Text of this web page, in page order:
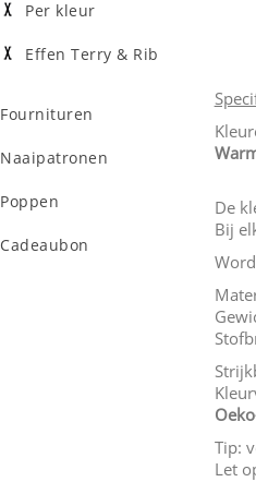
De
Bij
Tip:
Let
Per kleur
Effen Terry & Rib
Fournituren
Naaipatronen
Poppen
Cadeaubon